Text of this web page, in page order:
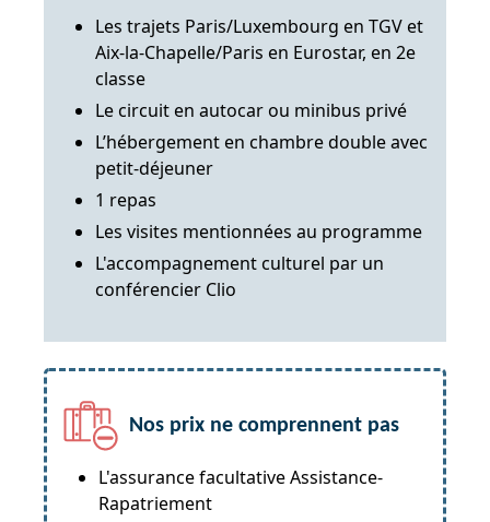
Les trajets Paris/Luxembourg en TGV et
Aix-la-Chapelle/Paris en Eurostar, en 2e
classe
Le circuit en autocar ou minibus privé
L’hébergement en chambre double avec
petit-déjeuner
1 repas
Les visites mentionnées au programme
L'accompagnement culturel par un
conférencier Clio
Nos prix ne comprennent pas
L'assurance facultative Assistance-
Rapatriement